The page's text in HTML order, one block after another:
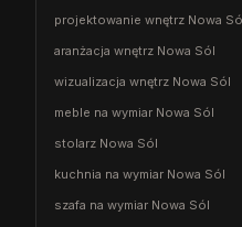
projektowanie wnętrz Nowa
aranżacja wnętrz Nowa Sól
wizualizacja wnętrz Nowa Sól
meble na wymiar Nowa Sól
stolarz Nowa Sól
kuchnia na wymiar Nowa Sól
szafa na wymiar Nowa Sól